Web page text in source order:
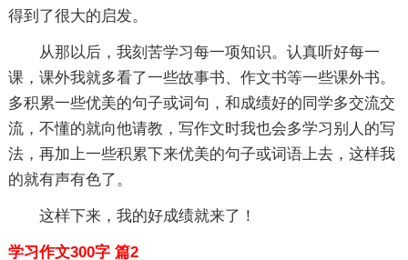
得到了很大的启发。
从那以后，我刻苦学习每一项知识。认真听好每一
课，课外我就多看了一些故事书、作文书等一些课外书。
多积累一些优美的句子或词句，和成绩好的同学多交流交
流，不懂的就向他请教，写作文时我也会多学习别人的写
法，再加上一些积累下来优美的句子或词语上去，这样我
的就有声有色了。
这样下来，我的好成绩就来了！
学习作文300字 篇2